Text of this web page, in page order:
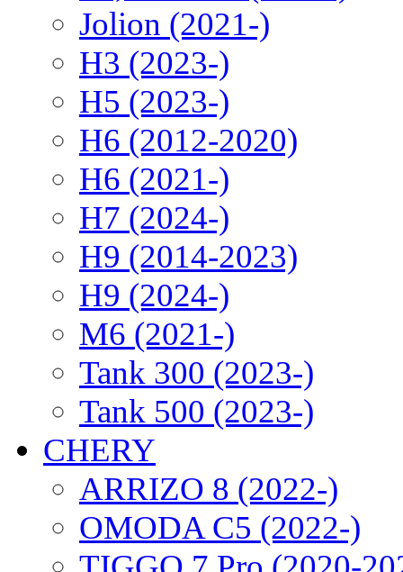
Jolion (2021-)
H3 (2023-)
H5 (2023-)
H6 (2012-2020)
H6 (2021-)
H7 (2024-)
H9 (2014-2023)
H9 (2024-)
M6 (2021-)
Tank 300 (2023-)
Tank 500 (2023-)
CHERY
ARRIZO 8 (2022-)
OMODA C5 (2022-)